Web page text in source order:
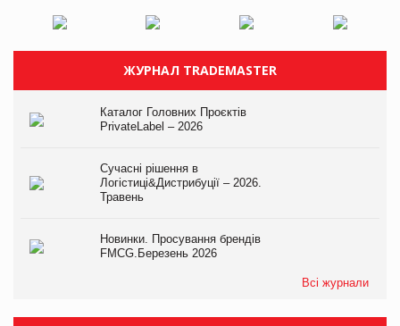
ЖУРНАЛ TRADEMASTER
Каталог Головних Проєктів
PrivateLabel – 2026
Сучасні рішення в
Логістиці&Дистрибуції – 2026.
Травень
Новинки. Просування брендів
FMCG.Березень 2026
Всі журнали